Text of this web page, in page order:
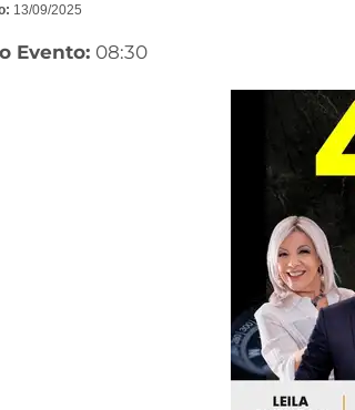
13/09/2025
Evento: 08:30